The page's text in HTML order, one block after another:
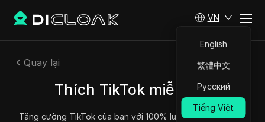
VN
English
繁體中文
Русский
Tiếng Việt
Quay lại
Thích TikTok miễn phí
Tăng cường TikTok của bạn với 100% lượt thích thật miễn